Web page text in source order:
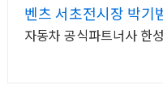
벤츠 서초전시장 박기
자동차 공식파트너사 한